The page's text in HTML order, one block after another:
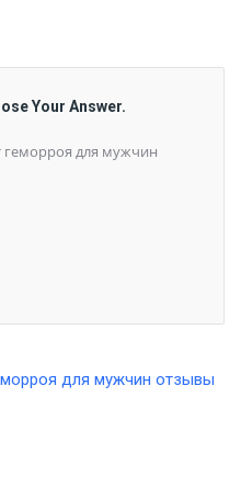
Your Answer.
геморроя для мужчин